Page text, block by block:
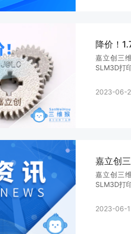
降价！
嘉立创三
SLM3D打
2023-06-
嘉立创
嘉立创三
SLM3D打
2023-06-